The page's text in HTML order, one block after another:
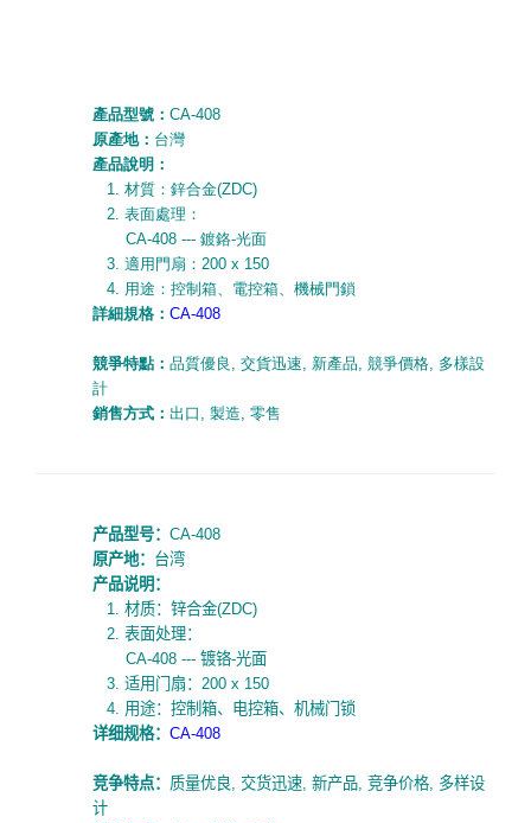
產品型號： CA-408
原產地： 台灣
產品說明：
1. 材質：鋅合金(ZDC)
2. 表面處理：
CA-408 --- 鍍鉻-光面
3. 適用門扇： 200 x 150
4. 用途：控制箱、電控箱、機械門鎖
詳細規格 ： CA-408
競爭特點： 品質優良 , 交貨迅速, 新產品, 競爭價格, 多樣設
計
銷售方式： 出口 , 製造, 零售
产品型号： CA-408
原产地： 台湾
产品说明：
1. 材质：锌合金(ZDC)
2. 表面处理：
CA-408 --- 镀铬-光面
3. 适用门扇： 200 x 150
4. 用途：控制箱、电控箱、机械门锁
详细规格： CA-408
竞争特点： 质量优良, 交货迅速, 新产品, 竞争价格, 多样设
计